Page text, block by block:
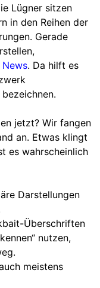
Lügner sitzen
in den Reihen der
Gerade
News. Da hilft es
jetzt? Wir fangen
an. Etwas klingt
es wahrscheinlich
Darstellungen
Überschriften
nutzen,
meistens